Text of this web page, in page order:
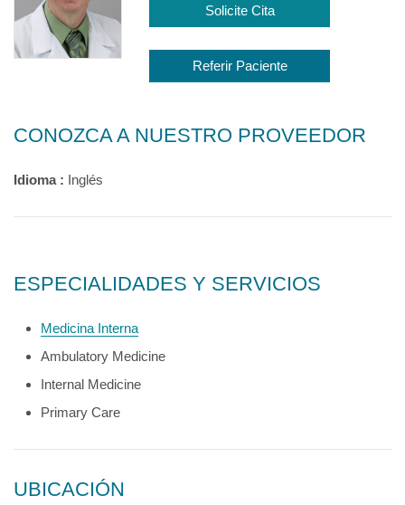
Solicite Cita
Referir Paciente
CONOZCA A NUESTRO PROVEEDOR
Idioma : Inglés
ESPECIALIDADES Y SERVICIOS
Medicina Interna
Ambulatory Medicine
Internal Medicine
Primary Care
UBICACIÓN